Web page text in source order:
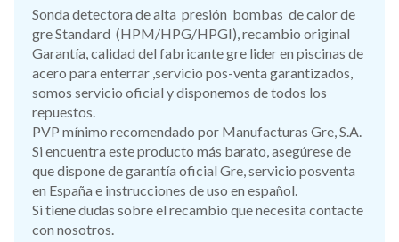
Sonda detectora de alta presión bombas de calor de
gre Standard (HPM/HPG/HPGI), recambio original
Garantía, calidad del fabricante gre lider en piscinas de
acero para enterrar ,servicio pos-venta garantizados,
somos servicio oficial y disponemos de todos los
repuestos.
PVP mínimo recomendado por Manufacturas Gre, S.A.
Si encuentra este producto más barato, asegúrese de
que dispone de garantía oficial Gre, servicio posventa
en España e instrucciones de uso en español.
Si tiene dudas sobre el recambio que necesita contacte
con nosotros.